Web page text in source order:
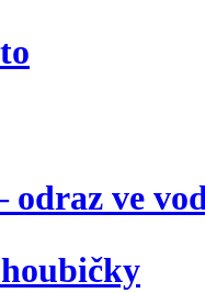
odraz ve